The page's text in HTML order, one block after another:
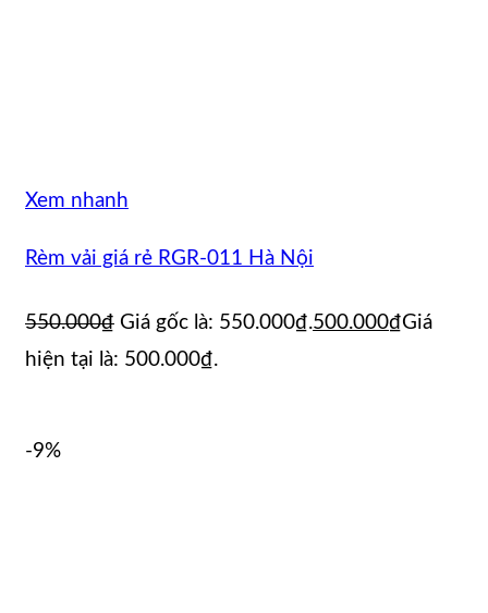
Xem nhanh
Rèm vải giá rẻ RGR-011 Hà Nội
550.000₫ Giá gốc là: 550.000₫.500.000₫Giá
hiện tại là: 500.000₫.
-9%